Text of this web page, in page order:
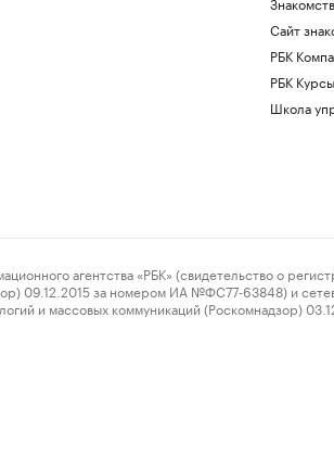
Сайт
РБК
РБК Курсы
Школа
агентства «РБК» (свидетельство о
09.12.2015 за номером ИА №ФС77-63848) и
и массовых коммуникаций (Роскомнадзор)